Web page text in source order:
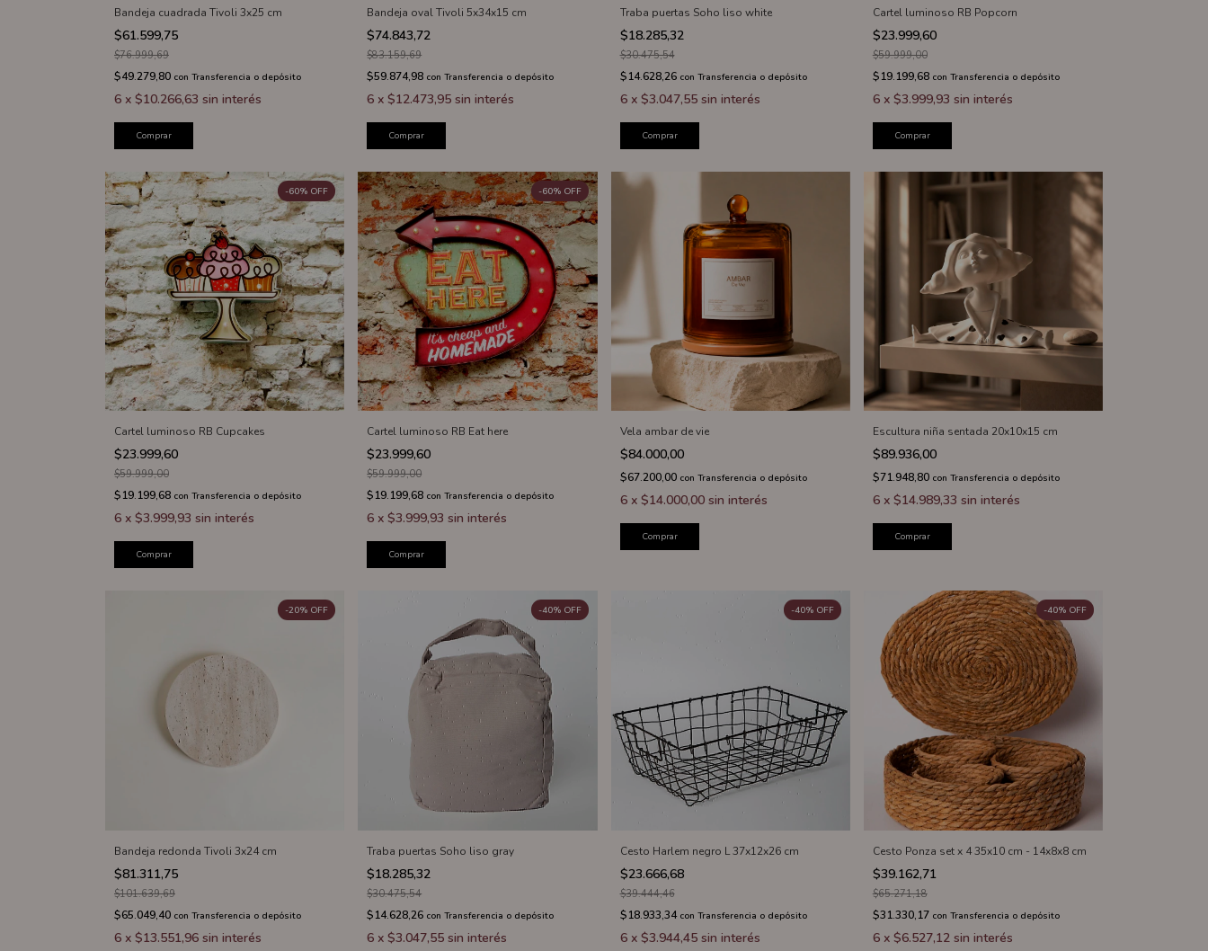
Bandeja cuadrada Tivoli 3x25 cm
$61.599,75
$76.999,69
$49.279,80 con Transferencia o depósito
6 x $10.266,63 sin interés
Comprar
Bandeja oval Tivoli 5x34x15 cm
$74.843,72
$83.159,69
$59.874,98 con Transferencia o depósito
6 x$12.473,95 sin interés
Comprar
Traba puertas Soho liso white
$18.285,32
$30.475,54
$14.628,26 con Transferencia o depósito
6 x $3.047,55 sin interés
Comprar
Cartel luminoso RB Popcorn
$23.999,60
$59.999,00
$19.199,68 con Transferencia o depósito
6 x $3.999,93 sin interés
Comprar
Cartel luminoso RB Cupcakes
$23.999,60
-60% OFF
$59.999,00
$19.199,68 con Transferencia o depósito
6 x $3.999,93 sin interés
Comprar
Cartel luminoso RB Eat here
$23.999,60
-60% OFF
$59.999,00
$19.199,68 con Transferencia o depósito
6 x$3.999,93 sin interés
Comprar
Vela ambar de vie
$84.000,00
$67.200,00 con Transferencia o depósito
6 x $14.000,00 sin interés
Comprar
Escultura niña sentada 20x10x15 cm
$89.936,00
$71.948,80 con Transferencia o depósito
6 x $14.989,33 sin interés
Comprar
Bandeja redonda Tivoli 3x24 cm
$81.311,75
-20% OFF
$101.639,69
$65.049,40 con Transferencia o depósito
6 x $13.551,96 sin interés
Traba puertas Soho liso gray
$18.285,32
-40% OFF
$30.475,54
$14.628,26 con Transferencia o depósito
6 x$3.047,55 sin interés
Cesto Harlem negro L 37x12x26 cm
$23.666,68
-40% OFF
$39.444,46
$18.933,34 con Transferencia o depósito
6 x $3.944,45 sin interés
Cesto Ponza set x 4 35x10 cm - 14x8x8 cm
$39.162,71
-40% OFF
$65.271,18
$31.330,17 con Transferencia o depósito
6 x $6.527,12 sin interés